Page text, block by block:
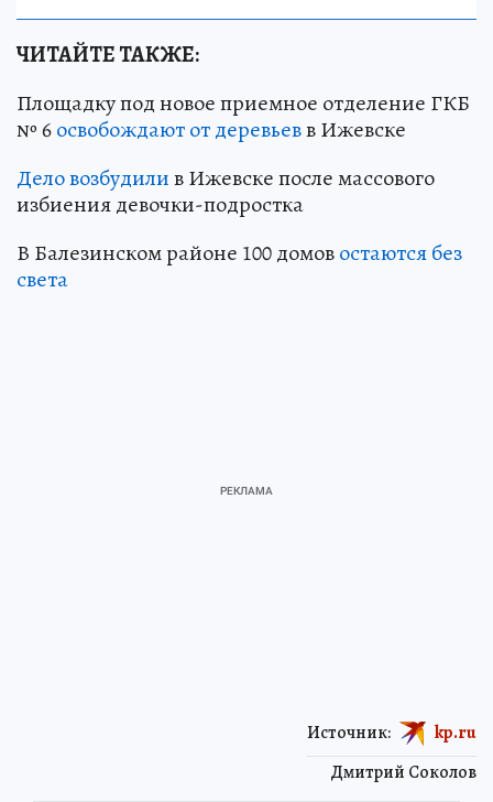
ЧИТАЙТЕ ТАКЖЕ:
Площадку под новое приемное отделение ГКБ
№ 6освобождают от деревьевв Ижевске
Дело возбудилив Ижевске после массового
избиения девочки-подростка
В Балезинском районе 100 домовостаются без
света
Дмитрий Соколов
Источник: kp.ru